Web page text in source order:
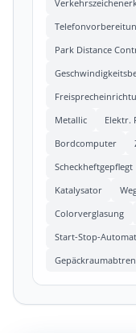
Park Distance
Metallic
Elektr.
Bordcomputer
Scheckheftgepflegt
Katalysator
Colorverglasung
Start-Stop-